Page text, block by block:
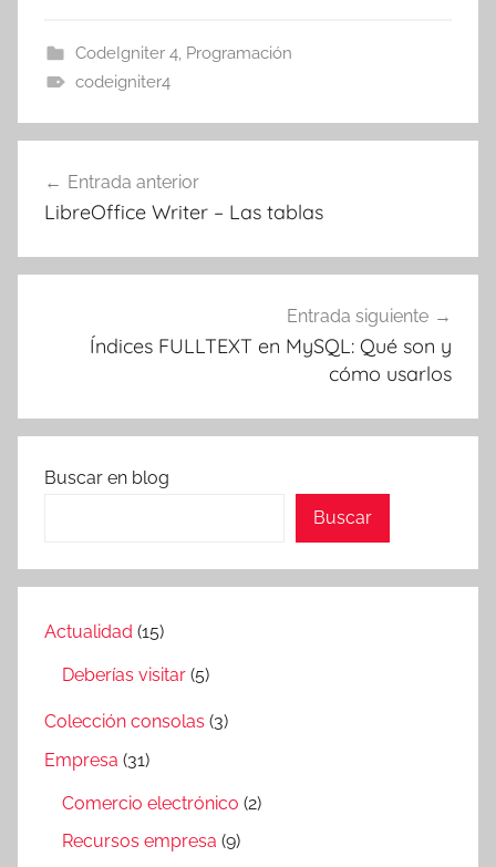
CodeIgniter 4, Programación
codeigniter4
de
Entrada anterior
LibreOffice Writer – Las tablas
Entrada siguiente
Índices FULLTEXT en MySQL: Qué son y
cómo usarlos
Buscar en blog
Buscar
Actualidad (15)
Deberías visitar (5)
Colección consolas (3)
Empresa (31)
Comercio electrónico (2)
Recursos empresa (9)